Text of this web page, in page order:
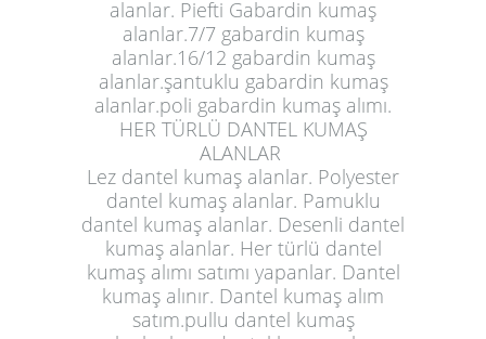
alanlar. Piefti Gabardin kumaş
alanlar.7/7 gabardin kumaş
alanlar.16/12 gabardin kumaş
alanlar.şantuklu gabardin kumaş
alanlar.poli gabardin kumaş alımı.
HER TÜRLÜ DANTEL KUMAŞ
ALANLAR
Lez dantel kumaş alanlar. Polyester
dantel kumaş alanlar. Pamuklu
dantel kumaş alanlar. Desenli dantel
kumaş alanlar. Her türlü dantel
kumaş alımı satımı yapanlar. Dantel
kumaş alınır. Dantel kumaş alım
satım.pullu dantel kumaş